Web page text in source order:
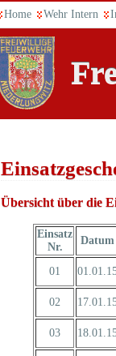
Home Wehr Intern
Übersicht über die
Einsatz
Nr.
Datum
01
02
03